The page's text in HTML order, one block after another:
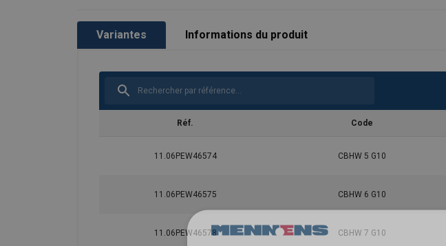
Variantes Informations du produit
Réf. Code
11.06PEW46574 CBHW 5 G10
11.06PEW46575 CBHW 6 G10
11.06PEW46578 CBHW 7 G10